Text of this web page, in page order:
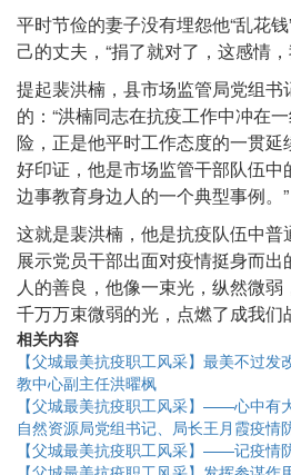
平时节俭的妻子没有埋怨他“乱花
己的丈夫，“捐了就对了，这感情
提起裴洪楠，县市场监管局党组
的：“洪楠同志在抗疫工作中冲在
险，正是他平时工作态度的一贯
好印证，他是市场监管干部队伍
边事教育身边人的一个典型事例。”
这就是裴洪楠，他是抗疫队伍中
展示党员干部出面对疫情挺身而
人的善良，他像一束光，纵然微
千万万束微弱的光，点燃了成我们
相关内容
【父城最美抗疫职工风采】最美不过
教中心副主任洪曜枫
【父城最美抗疫职工风采】——心中
自然资源局党组书记、局长王月霞疫情
【父城最美抗疫职工风采】——记疫情